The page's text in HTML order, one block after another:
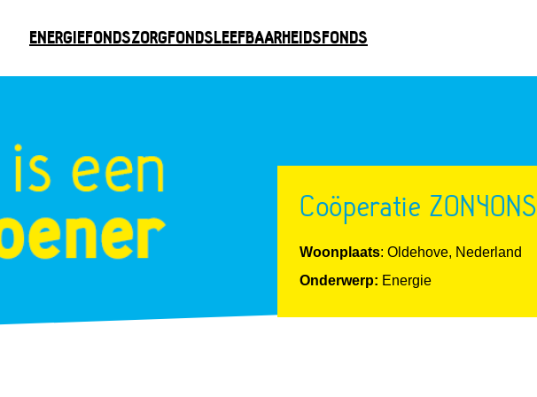
ENERGIEFONDSZORGFONDSLEEFBAARHEIDSFONDS
Coöperatie ZON4ONS
Woonplaats: Oldehove, Nederland
Onderwerp: Energie